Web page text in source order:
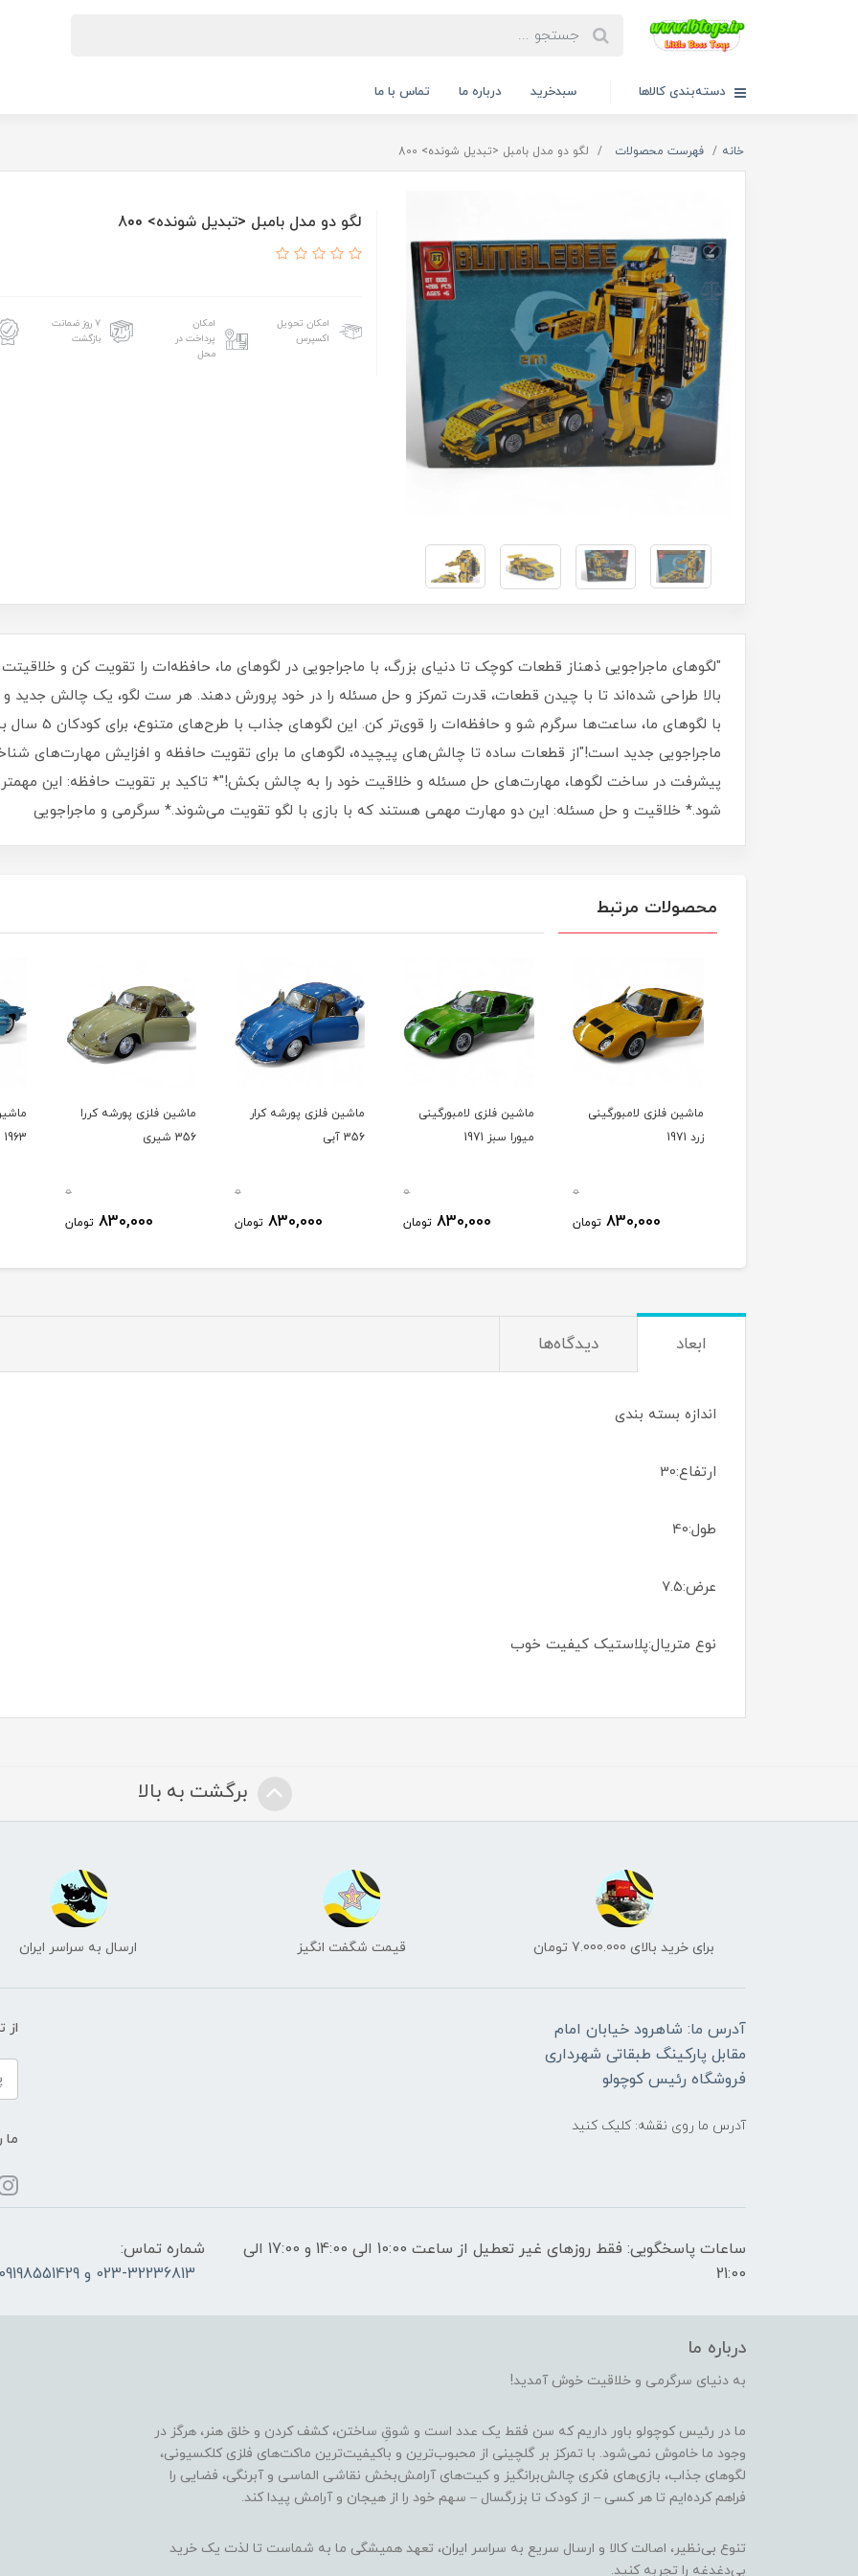
دسته‌بندی کالاها سبدخرید درباره ما تماس با ما
خانه فهرست محصولات لگو دو مدل بامبل <تبدیل شونده> 800
لگو دو مدل بامبل <تبدیل شونده> 800
امکان تحویل
اکسپرس
امکان
پرداخت در
محل
۷ روز ضمانت
بازگشت
بالا طراحی شده‌اند تا با چیدن قطعات، قدرت تمرکز و حل مسئله را در خود پرورش دهند. هر ست لگو، یک چالش جدید
با لگوهای ما،
پیشرفت در ساخت لگوها، مهارت‌های حل مسئله و خلاقیت خود را به چالش بکش!"* تاکید بر تقویت حافظه: این
شود.* خلاقیت و حل مسئله: این دو مهارت مهمی هستند که با بازی با لگو تقویت می‌شوند.* سرگرمی و ماجراجویی
محصولات مرتبط
ماشین فلزی لامبورگینی
میورا سبز 1971
0
830,000 تومان
ماشین فلزی پورشه کرار
356 آبی
0
830,000 تومان
ماشین فلزی پورشه کررا
356 شیری
0
830,000 تومان
ماشین فلزی شورلت کروت
1963 آبی
0
830,000 تومان
ابعاد دیدگاه‌ها
اندازه بسته بندی
ارتفاع:30
طول:40
عرض:7.5
نوع متریال:پلاستیک کیفیت خوب
برگشت به بالا
برای خرید بالای 7.000.000 تومان قیمت شگفت انگیز ارسال به سراسر ایران
آدرس ما: شاهرود خیابان امام
مقابل پارکینگ طبقاتی شهرداری
فروشگاه رئیس کوچولو
آدرس ما روی نقشه: کلیک کنید
از
ما
ساعات پاسخگویی: فقط روزهای غیر تعطیل از ساعت 10:00 الی 14:00 و 17:00 الی
21:00
شماره تماس:
023-32236813 و 09198551429
درباره ما
به دنیای سرگرمی و خلاقیت خوش آمدید!
ما در رئیس کوچولو باور داریم که سن فقط یک عدد است و شوقِ ساختن، کشف کردن و خلق هنر، هرگز در
وجود ما خاموش نمی‌شود. با تمرکز بر گلچینی از محبوب‌ترین و باکیفیت‌ترین ماکت‌های فلزی کلکسیونی،
لگوهای جذاب، بازی‌های فکری چالش‌برانگیز و کیت‌های آرامش‌بخش نقاشی الماسی و آبرنگی، فضایی را
فراهم کرده‌ایم تا هر کسی – از کودک تا بزرگسال – سهم خود را از هیجان و آرامش پیدا کند.
تنوع بی‌نظیر، اصالت کالا و ارسال سریع به سراسر ایران، تعهد همیشگی ما به شماست تا لذت یک خرید
بی‌دغدغه را تجربه کنید.